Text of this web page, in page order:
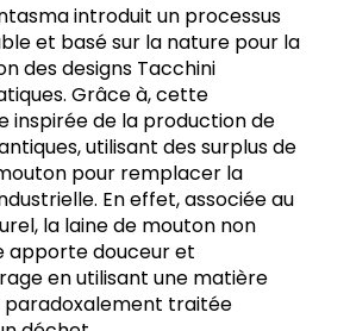
introduit un processus
et basé sur la nature pour la
des designs Tacchini
Grâce à, cette
inspirée de la production de
utilisant des surplus de
pour remplacer la
En effet, associée au
la laine de mouton non
apporte douceur et
en utilisant une matière
paradoxalement traitée